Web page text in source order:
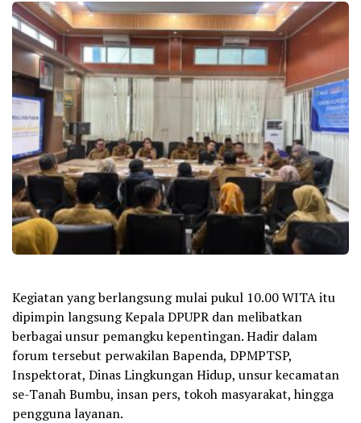
Kegiatan yang berlangsung mulai pukul 10.00 WITA itu
dipimpin langsung Kepala DPUPR dan melibatkan
berbagai unsur pemangku kepentingan. Hadir dalam
forum tersebut perwakilan Bapenda, DPMPTSP,
Inspektorat, Dinas Lingkungan Hidup, unsur kecamatan
se-Tanah Bumbu, insan pers, tokoh masyarakat, hingga
pengguna layanan.